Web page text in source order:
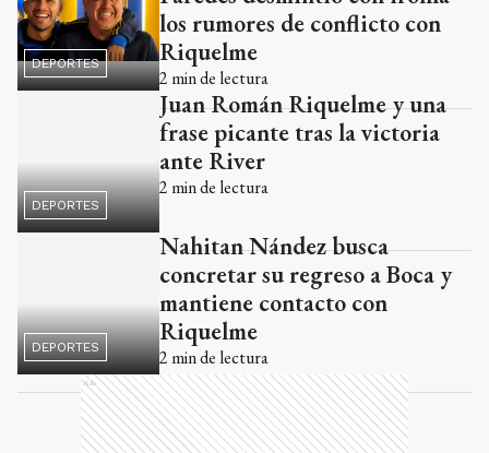
DEPORTES
los rumores de conflicto con
Riquelme
2 min de lectura
DEPORTES
Juan Román Riquelme y una
frase picante tras la victoria
ante River
2 min de lectura
DEPORTES
Nahitan Nández busca
concretar su regreso a Boca y
mantiene contacto con
Riquelme
2 min de lectura
Ads